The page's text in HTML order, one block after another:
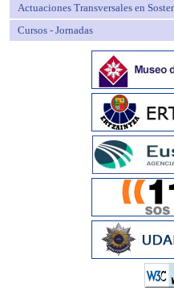
Actuaciones Transversales en
Cursos - Jornadas